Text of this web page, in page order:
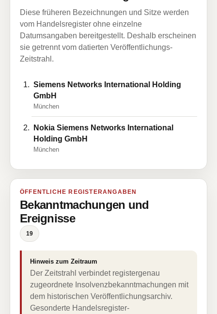
Diese früheren Bezeichnungen und Sitze werden
vom Handelsregister ohne einzelne
Datumsangaben bereitgestellt. Deshalb erscheinen
sie getrennt vom datierten Veröffentlichungs-
Zeitstrahl.
Siemens Networks International Holding
GmbH
München
Nokia Siemens Networks International
Holding GmbH
München
ÖFFENTLICHE REGISTERANGABEN
Bekanntmachungen und
Ereignisse
19
Hinweis zum Zeitraum
Der Zeitstrahl verbindet registergenau
zugeordnete Insolvenzbekanntmachungen mit
dem historischen Veröffentlichungsarchiv.
Gesonderte Handelsregister-